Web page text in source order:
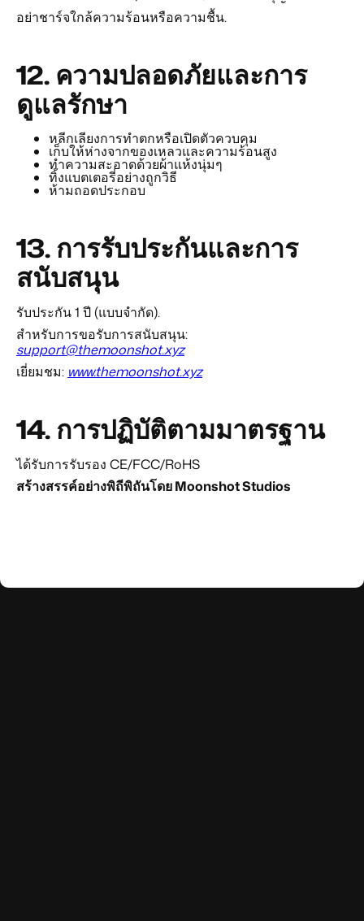
อย่าชาร์จใกล้ความร้อนหรือความชื้น.
12. ความปลอดภัยและการ
ดูแลรักษา
หลีกเลี่ยงการทำตกหรือเปิดตัวควบคุม
เก็บให้ห่างจากของเหลวและความร้อนสูง
ทำความสะอาดด้วยผ้าแห้งนุ่มๆ
ทิ้งแบตเตอรี่อย่างถูกวิธี
ห้ามถอดประกอบ
13.การรับประกันและการ
สนับสนุน
รับประกัน 1 ปี (แบบจำกัด).
สำหรับการขอรับการสนับสนุน:
support@themoonshot.xyz
เยี่ยมชม: www.themoonshot.xyz
14.การปฏิบัติตามมาตรฐาน
ได้รับการรับรอง CE/FCC/RoHS
สร้างสรรค์อย่างพิถีพิถันโดย Moonshot Studios